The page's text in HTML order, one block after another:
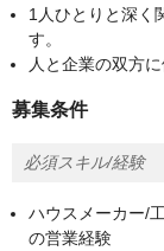
1人ひとりと深く
す。
人と企業の双方
募集条件
必須スキル/経験
ハウスメーカー/
の営業経験